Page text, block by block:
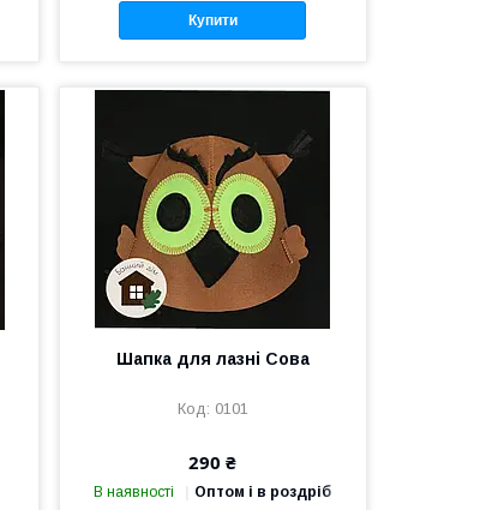
Купити
Шапка для лазні Сова
0101
290 ₴
В наявності Оптом і в роздріб